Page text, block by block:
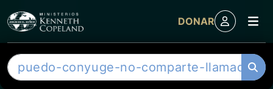
DONAR
B
u